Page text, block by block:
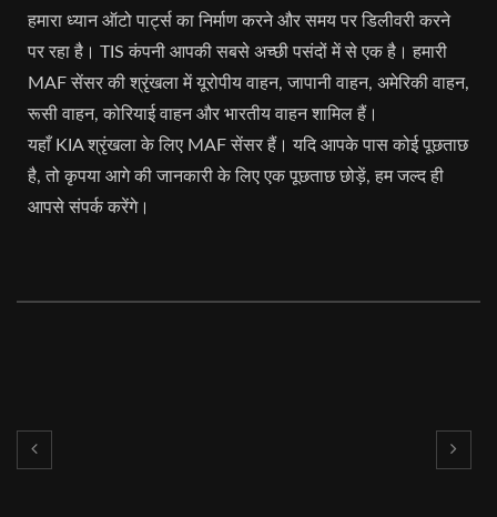
हमारा ध्यान ऑटो पार्ट्स का निर्माण करने और समय पर डिलीवरी करने
पर रहा है। TIS कंपनी आपकी सबसे अच्छी पसंदों में से एक है। हमारी
MAF सेंसर की श्रृंखला में यूरोपीय वाहन, जापानी वाहन, अमेरिकी वाहन,
रूसी वाहन, कोरियाई वाहन और भारतीय वाहन शामिल हैं।
यहाँ KIA श्रृंखला के लिए MAF सेंसर हैं। यदि आपके पास कोई पूछताछ
है, तो कृपया आगे की जानकारी के लिए एक पूछताछ छोड़ें, हम जल्द ही
आपसे संपर्क करेंगे।